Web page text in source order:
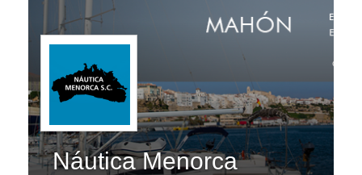
Náutica Menorca